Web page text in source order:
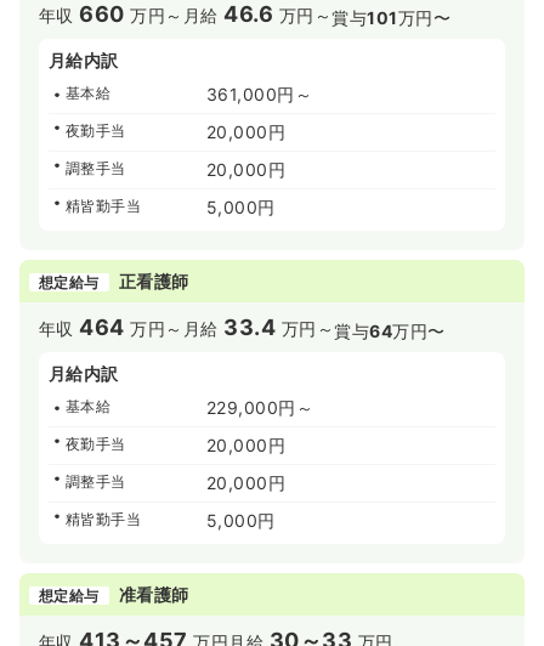
年収660 万円～ 月給46.6 万円～賞与101万円〜
月給内訳
基本給 361,000円～
夜勤手当 20,000円
調整手当 20,000円
精皆勤手当 5,000円
想定給与 正看護師
年収464 万円～ 月給 33.4 万円～賞与64万円〜
月給内訳
基本給 229,000円～
夜勤手当 20,000円
調整手当 20,000円
精皆勤手当 5,000円
想定給与 准看護師
413～457 30～33